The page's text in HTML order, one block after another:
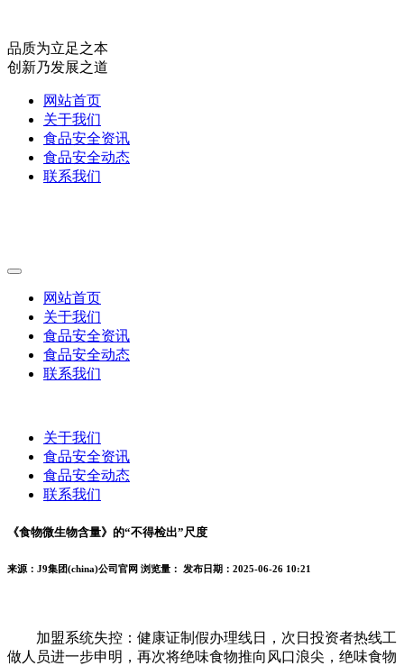
品质为立足之本
创新乃发展之道
网站首页
关于我们
食品安全资讯
食品安全动态
联系我们
网站首页
关于我们
食品安全资讯
食品安全动态
联系我们
关于我们
食品安全资讯
食品安全动态
联系我们
《食物微生物含量》的“不得检出”尺度
来源：J9集团(china)公司官网 浏览量： 发布日期：2025-06-26 10:21
加盟系统失控：健康证制假办理线日，次日投资者热线工
做人员进一步申明，再次将绝味食物推向风口浪尖，绝味食物